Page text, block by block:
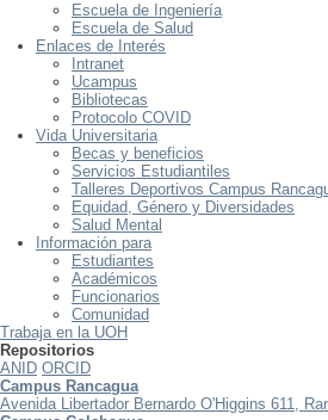
Escuela de Ingeniería
Escuela de Salud
Enlaces de Interés
Intranet
Ucampus
Bibliotecas
Protocolo COVID
Vida Universitaria
Becas y beneficios
Servicios Estudiantiles
Talleres Deportivos Campus
Equidad, Género y Diversidades
Salud Mental
Información para
Estudiantes
Académicos
Funcionarios
Comunidad
Trabaja en la UOH
Repositorios
ANID ORCID
Campus Rancagua
Avenida Libertador Bernardo O'Higgins 611,